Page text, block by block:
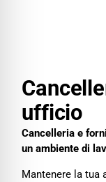
ufficio
Cancelleria e
un ambiente di
Mantenere la tua